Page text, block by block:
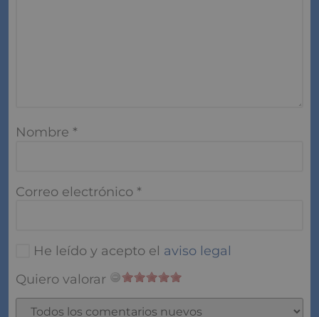
Nombre *
Correo electrónico *
He leído y acepto el aviso legal
Quiero valorar